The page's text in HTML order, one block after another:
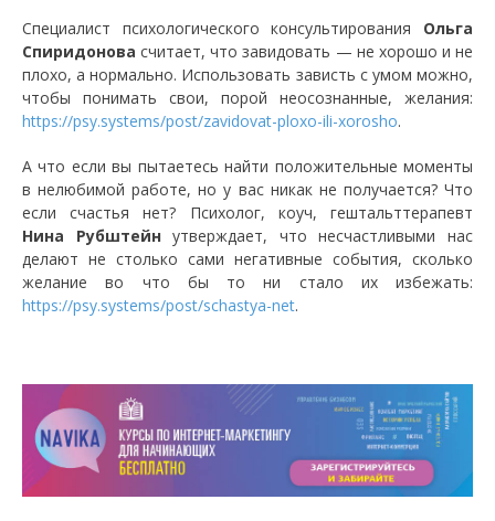
Специалист психологического консультирования Ольга
Спиридонова считает, что завидовать — не хорошо и не
плохо, а нормально. Использовать зависть с умом можно,
чтобы понимать свои, порой неосознанные, желания:
https://psy.systems/post/zavidovat-ploxo-ili-xorosho.
А что если вы пытаетесь найти положительные моменты
в нелюбимой работе, но у вас никак не получается? Что
если счастья нет? Психолог, коуч, гештальттерапевт
Нина Рубштейнутверждает, что несчастливыми нас
делают не столько сами негативные события, сколько
желание во что бы то ни стало их избежать:
https://psy.systems/post/schastya-net.